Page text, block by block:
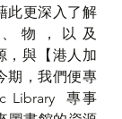
此更深入了解
物，以及
，與【港人加
期，我們便專
Library  專事